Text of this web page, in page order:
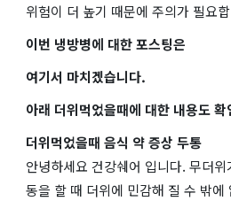
위험이 더 높기 때문에 주의가 필요
이번 냉방병에 대한 포스팅은
여기서 마치겠습니다.
아래 더위먹었을때에 대한 내용도
더위먹었을때 음식 약 증상 두통
안녕하세요 건강쉐어 입니다. 무더
동을 할 때 더위에 민감해 질 수 밖에